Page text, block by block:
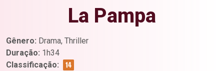
La Pampa
Gênero: Drama, Thriller
Duração: 1h34
Classificação: